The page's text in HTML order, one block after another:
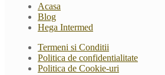
Acasa
Blog
Hega Intermed
Termeni si Conditii
Politica de confidentialitate
Politica de Cookie-uri